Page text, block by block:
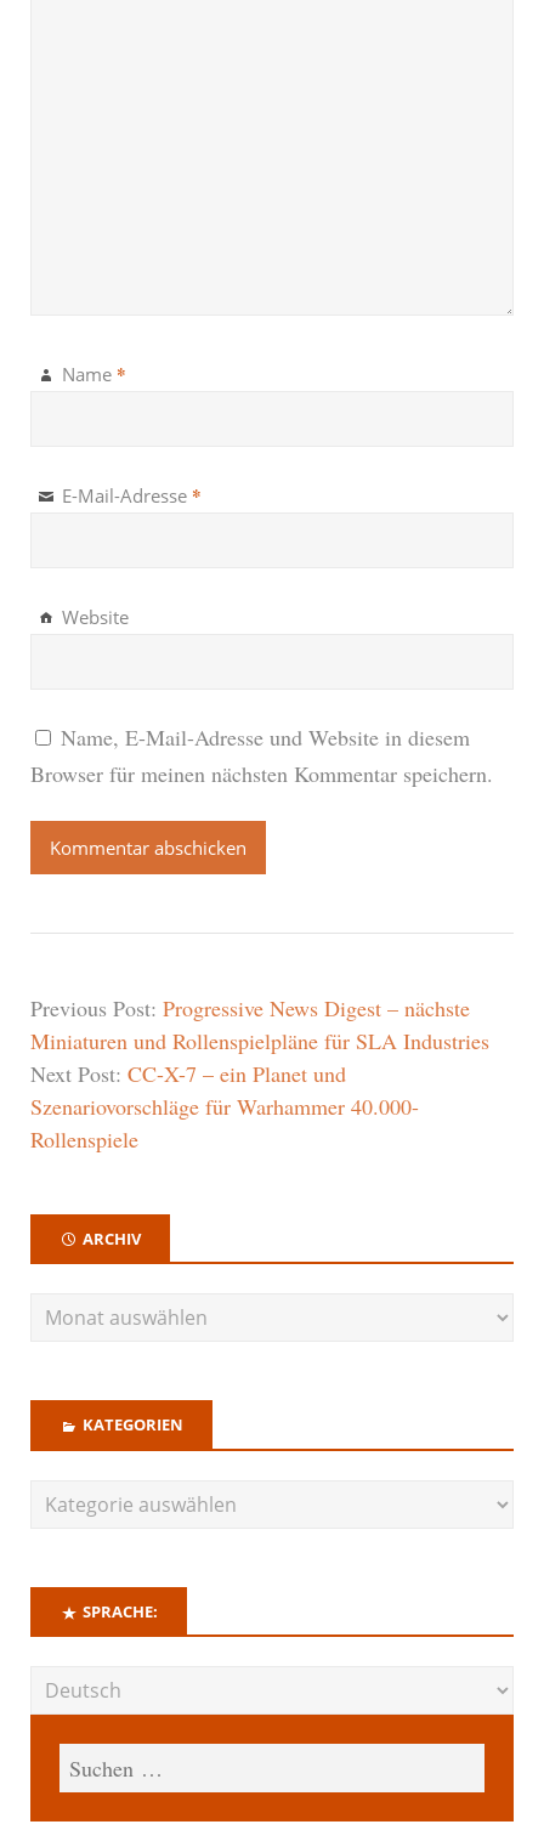
Name *
E-Mail-Adresse *
Website
Name, E-Mail-Adresse und Website in diesem
Browser für meinen nächsten Kommentar speichern.
Previous Post: Progressive News Digest – nächste
Miniaturen und Rollenspielpläne für SLA Industries
Next Post: CC-X-7 – ein Planet und
Szenariovorschläge für Warhammer 40.000-
Rollenspiele
ARCHIV
KATEGORIEN
SPRACHE: